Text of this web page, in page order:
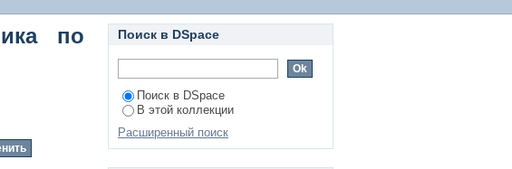
по
Поиск в DSpace
Поиск в DSpace
В этой коллекции
Расширенный поиск